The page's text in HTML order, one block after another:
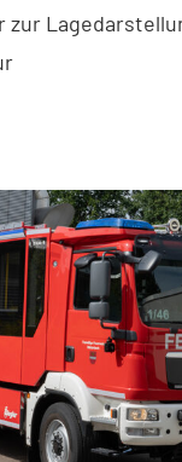
zur